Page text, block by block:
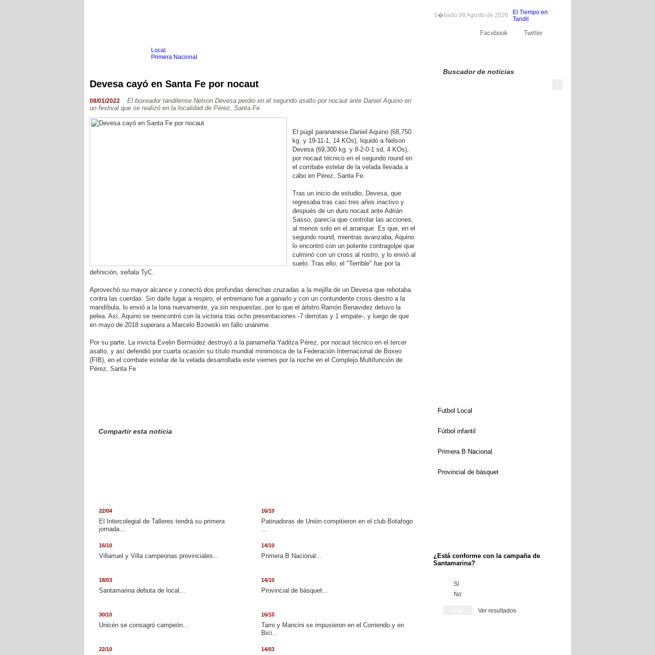
El Tiempo en
Tandil
S�bado 08 Agosto de 2026
Facebook Twitter
Local
Primera Nacional
Agrario
Atletismo
Aventura
Boxeo
Ciclismo
Gim. Artística
Devesa cayó en Santa Fe por nocaut
08/01/2022
El boxeador tandilense Nelson Devesa perdió en el segundo asalto por nocaut ante Daniel Aquino en
un festival que se realizó en la localidad de Pérez, Santa Fe.
El púgil parananese Daniel Aquino (68,750
kg. y 19-11-1, 14 KOs), liquidó a Nelson
Devesa (69,300 kg. y 8-2-0-1 sd, 4 KOs),
por nocaut técnico en el segundo round en
el combate estelar de la velada llevada a
cabo en Pérez, Santa Fe.
Tras un inicio de estudio, Devesa, que
regresaba tras casi tres años inactivo y
después de un duro nocaut ante Adrián
Sasso, parecía que controlar las acciones,
al menos solo en el arranque. Es que, en el
segundo round, mientras avanzaba, Aquino
lo encontró con un potente contragolpe que
culminó con un cross al rostro, y lo envió al
suelo. Tras ello, el "Terrible" fue por la
definición, señala TyC.
Aprovechó su mayor alcance y conectó dos profundas derechas cruzadas a la mejilla de un Devesa que rebotaba
contra las cuerdas. Sin darle lugar a respiro, el entrerriano fue a ganarlo y con un contundente cross diestro a la
mandíbula, lo envió a la lona nuevamente, ya sin respuestas, por lo que el árbitro Ramón Benavidez detuvo la
pelea. Así, Aquino se reencontró con la victoria tras ocho presentaciones -7 derrotas y 1 empate-, y luego de que
en mayo de 2018 superara a Marcelo Bzowski en fallo unánime.
Por su parte, La invicta Evelin Bermúdez destruyó a la panameña Yaditza Pérez, por nocaut técnico en el tercer
asalto, y así defendió por cuarta ocasión su título mundial minimosca de la Federación Internacional de Boxeo
(FIB), en el combate estelar de la velada desarrollada este viernes por la noche en el Complejo Multifunción de
Pérez, Santa Fe
Compartir esta noticia
22/04
El Intercolegial de Talleres tendrá su primera
jornada...
16/10
Patinadoras de Unión compitieron en el club Botafogo
...
16/10
Villarruel y Villa campeonas provinciales...
14/10
Primera B Nacional...
18/03
Santamarina debuta de local...
14/10
Provincial de básquet...
30/10
Unicén se consagró campeón...
16/10
Tami y Mancini se impusieron en el Corriendo y en
Bici...
22/10 14/03
Buscador de noticias
Futbol Local
Fútbol infantil
Primera B Nacional
Provincial de básquet
¿Está conforme con la campaña de
Santamarina?
Sí
No
Ver resultados